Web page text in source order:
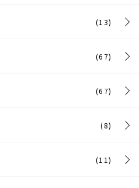
(13)
(67)
(67)
(8)
(11)